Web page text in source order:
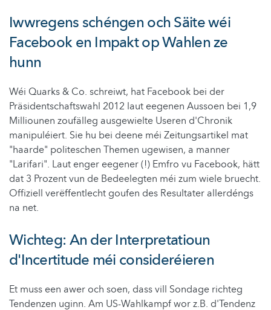
Iwwregens schéngen och Säite wéi
Facebook en Impakt op Wahlen ze
hunn
Wéi Quarks & Co. schreiwt, hat Facebook bei der
Präsidentschaftswahl 2012 laut eegenen Aussoen bei 1,9
Milliounen zoufälleg ausgewielte Useren d'Chronik
manipuléiert. Sie hu bei deene méi Zeitungsartikel mat
"haarde" politeschen Themen ugewisen, a manner
"Larifari". Laut enger eegener (!) Emfro vu Facebook, hätt
dat 3 Prozent vun de Bedeelegten méi zum wiele bruecht.
Offiziell verëffentlecht goufen des Resultater allerdéngs
na net.
Wichteg: An der Interpretatioun
d'Incertitude méi consideréieren
Et muss een awer och soen, dass vill Sondage richteg
Tendenzen uginn. Am US-Wahlkampf wor z.B. d'Tendenz